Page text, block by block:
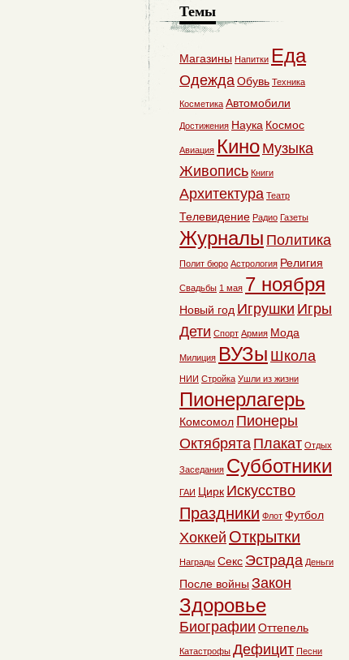
Темы
Магазины Напитки Еда
ОдеждаОбувь Техника
Косметика Автомобили
Достижения Наука Космос
Авиация Кино Музыка
Живопись Книги
Архитектура Театр
Телевидение Радио Газеты
Журналы Политика
Полит бюро Астрология Религия
Свадьбы 1 мая 7 ноября
Новый год Игрушки Игры
Дети Спорт Армия Мода
Милиция ВУЗы Школа
НИИ Стройка Ушли из жизни
Пионерлагерь
Комсомол Пионеры
Октябрята Плакат Отдых
Заседания Субботники
ГАИ Цирк Искусство
Праздники Флот Футбол
Хоккей Открытки
Награды Секс Эстрада Деньги
После войны Закон
Здоровье
Биографии Оттепель
Катастрофы Дефицит Песни